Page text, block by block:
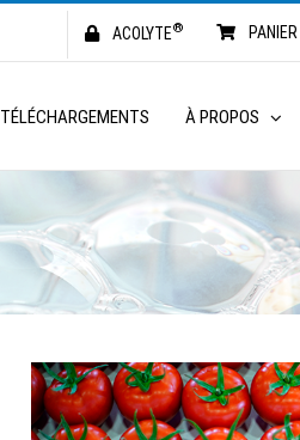
ACOLYTE® PANIER
TÉLÉCHARGEMENTS À PROPOS